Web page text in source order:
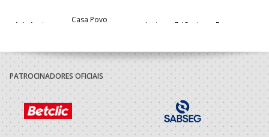
A.A. Aveiro
Casa Povo
Juniores F / Seniores F
2015/16
Aveiro A
Praia
ARSENAL DE
CANELAS
Rookies Praia Fem
A.A. Aveiro
Casa Povo
Valongo Vouga
Juvenis F
PATROCINADORES OFICIAIS